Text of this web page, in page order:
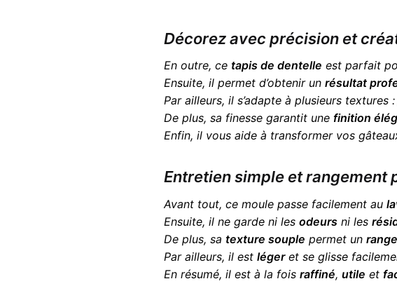
Décorez avec précision et
En outre, ce tapis de dentelle est parfait
Ensuite, il permet d’obtenir un résultat
Par ailleurs, il s’adapte à plusieurs textures :
De plus, sa finesse garantit une finition
Enfin, il vous aide à transformer vos
Entretien simple et rangement
Avant tout, ce moule passe facilement au
Ensuite, il ne garde ni les odeursni les
De plus, sa texture souple permet un
Par ailleurs, il est légeret se glisse
En résumé, il est à la fois raffiné, utile et